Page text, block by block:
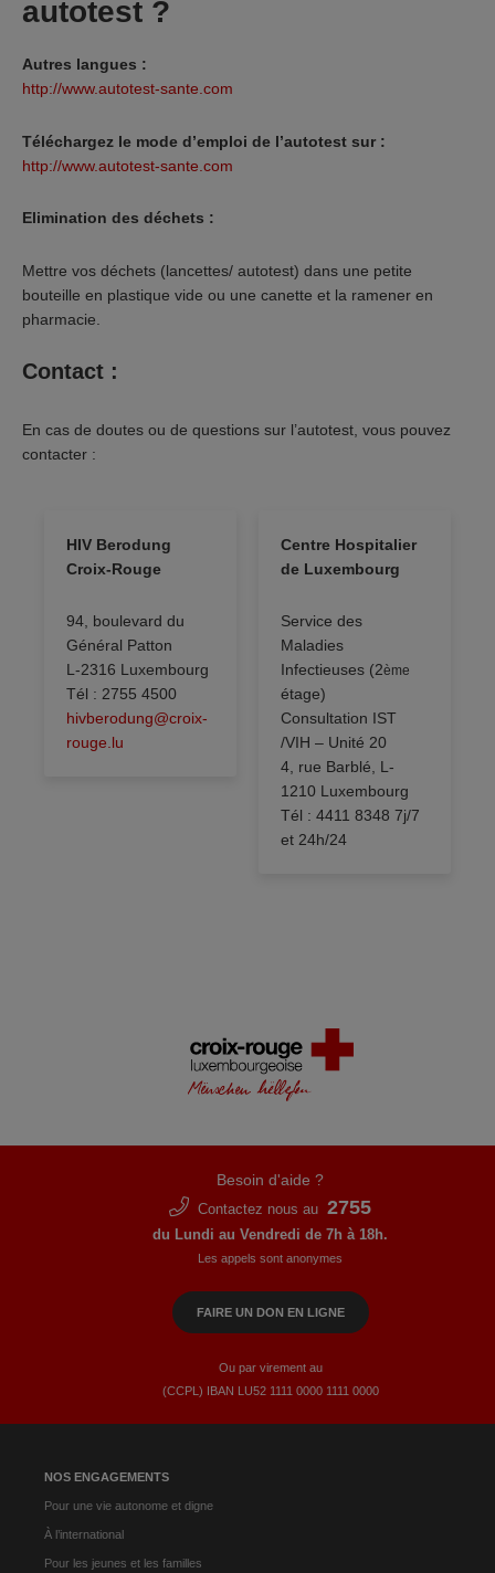
autotest ?
Autres langues :
http://www.autotest-sante.com
Téléchargez le mode d’emploi de l’autotest sur :
http://www.autotest-sante.com
Elimination des déchets :
Mettre vos déchets (lancettes/ autotest) dans une petite
bouteille en plastique vide ou une canette et la ramener en
pharmacie.
Contact :
En cas de doutes ou de questions sur l’autotest, vous pouvez
contacter :
HIV Berodung
Croix-Rouge
94, boulevard du
Général Patton
L-2316 Luxembourg
Tél : 2755 4500
hivberodung@croix-
rouge.lu
Centre Hospitalier
de Luxembourg
Service des
Maladies
Infectieuses (2ème
étage)
Consultation IST
/VIH – Unité 20
4, rue Barblé, L-
1210 Luxembourg
Tél : 4411 8348 7j/7
et 24h/24
NOS ENGAGEMENTS
Pour une vie autonome et digne
À l’international
Pour les jeunes et les familles
Besoin d'aide ?
Contactez nous au 2755
du Lundi au Vendredi de 7h à 18h.
Les appels sont anonymes
FAIRE UN DON EN LIGNE
Ou par virement au
(CCPL) IBAN LU52​ 1111​ 0000​ 1111​ 0000